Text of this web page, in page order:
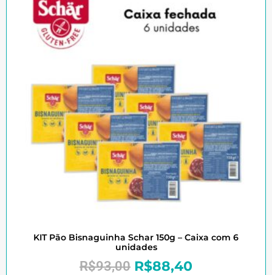
KIT Pão Bisnaguinha Schar 150g – Caixa com 6
unidades
R$93,00 R$88,40